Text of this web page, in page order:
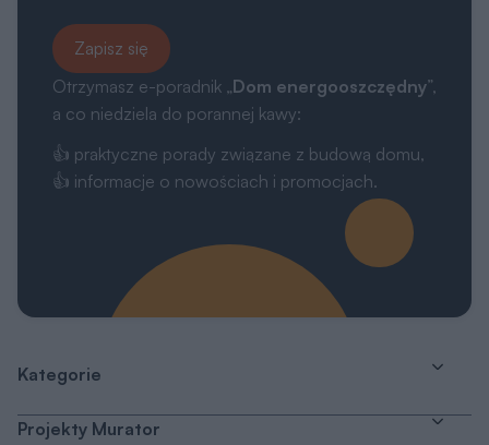
Zapisz się
Otrzymasz e-poradnik „Dom energooszczędny”,
a co niedziela do porannej kawy:
👍 praktyczne porady związane z budową domu,
👍 informacje o nowościach i promocjach.
Kategorie
Projekty Murator